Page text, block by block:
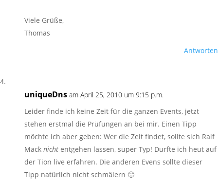
Viele Grüße,
Thomas
Antworten
uniqueDns am April 25, 2010 um 9:15 p.m.
Leider finde ich keine Zeit für die ganzen Events, jetzt
stehen erstmal die Prüfungen an bei mir. Einen Tipp
möchte ich aber geben: Wer die Zeit findet, sollte sich Ralf
Mack nicht entgehen lassen, super Typ! Durfte ich heut auf
der Tion live erfahren. Die anderen Evens sollte dieser
Tipp natürlich nicht schmälern 🙂